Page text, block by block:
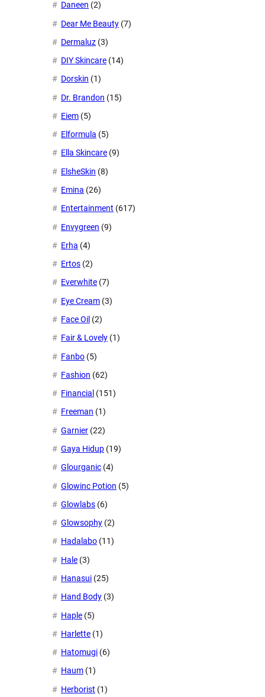
Daneen (2)
Dear Me Beauty (7)
Dermaluz (3)
DIY Skincare (14)
Dorskin (1)
Dr. Brandon (15)
Eiem (5)
Elformula (5)
Ella Skincare (9)
ElsheSkin (8)
Emina (26)
Entertainment (617)
Envygreen (9)
Erha (4)
Ertos (2)
Everwhite (7)
Eye Cream (3)
Face Oil (2)
Fair & Lovely (1)
Fanbo (5)
Fashion (62)
Financial (151)
Freeman (1)
Garnier (22)
Gaya Hidup (19)
Glourganic (4)
Glowinc Potion (5)
Glowlabs (6)
Glowsophy (2)
Hadalabo (11)
Hale (3)
Hanasui (25)
Hand Body (3)
Haple (5)
Harlette (1)
Hatomugi (6)
Haum (1)
Herborist (1)